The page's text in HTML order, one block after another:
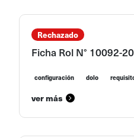
Rechazado
Ficha Rol N° 10092-
configuración dolo
ver más